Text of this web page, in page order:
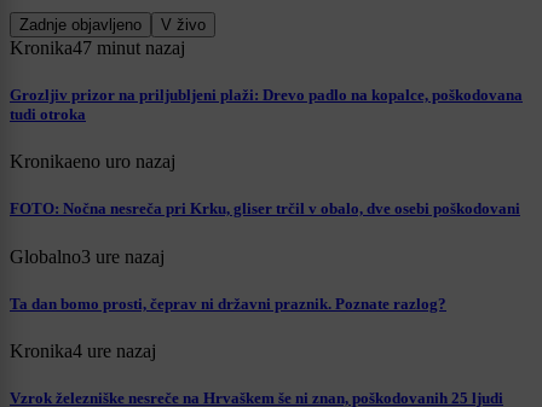
Zadnje objavljeno V živo
Kronika47 minut nazaj
Grozljiv prizor na priljubljeni plaži: Drevo padlo na kopalce, poškodovana
tudi otroka
Kronikaeno uro nazaj
FOTO: Nočna nesreča pri Krku, gliser trčil v obalo, dve osebi poškodovani
Globalno3 ure nazaj
Ta dan bomo prosti, čeprav ni državni praznik. Poznate razlog?
Kronika4 ure nazaj
Vzrok železniške nesreče na Hrvaškem še ni znan, poškodovanih 25 ljudi